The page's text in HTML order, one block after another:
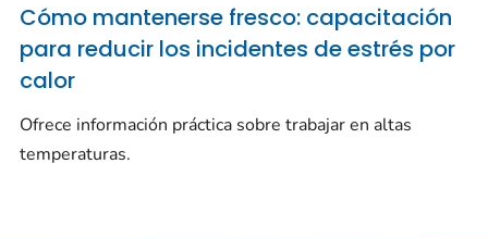
Cómo mantenerse fresco: capacitación
para reducir los incidentes de estrés por
calor
Ofrece información práctica sobre trabajar en altas
temperaturas.